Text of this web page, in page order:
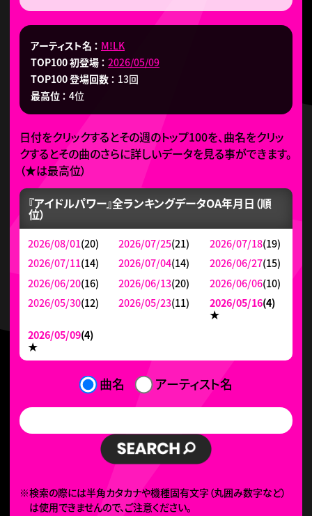
アーティスト名
M!LK
TOP100 初登場
2026/05/09
TOP100 登場回数
13回
最高位
4位
日付をクリックするとその週のトップ100を、曲名をクリッ
クするとその曲のさらに詳しいデータを見る事ができます。
（★は最高位）
『アイドルパワー』全ランキングデータOA年月日（順
位）
2026/08/01(20) 2026/07/25(21) 2026/07/18(19)
2026/07/11(14) 2026/07/04(14) 2026/06/27(15)
2026/06/20(16) 2026/06/13(20) 2026/06/06(10)
2026/05/30(12) 2026/05/23(11) 2026/05/16(4)
★
2026/05/09(4)
★
曲名 アーティスト名
※検索の際には半角カタカナや機種固有文字（丸囲み数字など）
は使用できませんので、ご注意ください。